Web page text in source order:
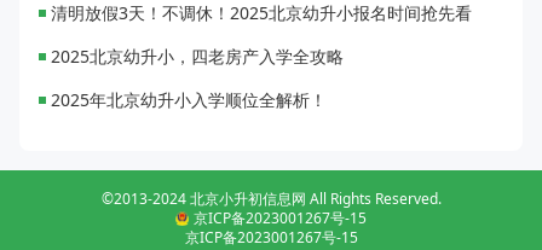
清明放假3天！不调休！2025北京幼升小报名时间抢先看
2025北京幼升小，四老房产入学全攻略
2025年北京幼升小入学顺位全解析！
©2013-2024 北京小升初信息网 All Rights Reserved.
京ICP备2023001267号-15
京ICP备2023001267号-15